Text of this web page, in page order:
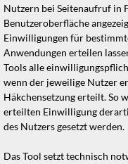
Nutzern bei Seitenaufruf in
Benutzeroberfläche
Einwilligungen für
Anwendungen erteilen
Tools alle
wenn der jeweilige Nutzer
Häkchensetzung erteilt. So
erteilten Einwilligung
des Nutzers gesetzt werden.
Das Tool setzt technisch